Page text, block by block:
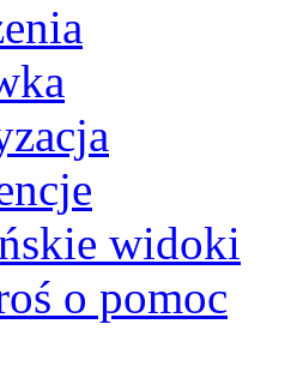
widoki
o pomoc